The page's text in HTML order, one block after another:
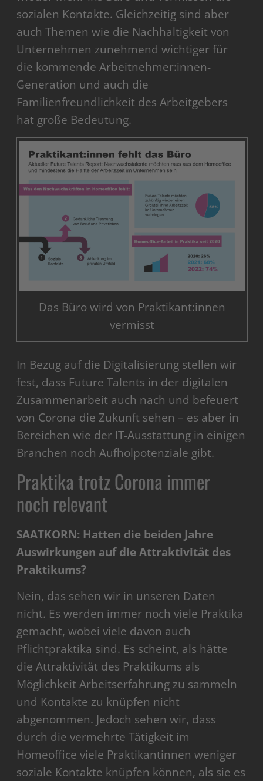
sozialen Kontakte. Gleichzeitig sind aber
auch Themen wie die Nachhaltigkeit von
Unternehmen zunehmend wichtiger für
die kommende Arbeitnehmer:innen-
Generation und auch die
Familienfreundlichkeit des Arbeitgebers
hat große Bedeutung.
Das Büro wird von Praktikant:innen
vermisst
In Bezug auf die Digitalisierung stellen wir
fest, dass Future Talents in der digitalen
Zusammenarbeit auch nach und befeuert
von Corona die Zukunft sehen – es aber in
Bereichen wie der IT-Ausstattung in einigen
Branchen noch Aufholpotenziale gibt.
Praktika trotz Corona immer
noch relevant
SAATKORN: Hatten die beiden Jahre
Auswirkungen auf die Attraktivität des
Praktikums?
Nein, das sehen wir in unseren Daten
nicht. Es werden immer noch viele Praktika
gemacht, wobei viele davon auch
Pflichtpraktika sind. Es scheint, als hätte
die Attraktivität des Praktikums als
Möglichkeit Arbeitserfahrung zu sammeln
und Kontakte zu knüpfen nicht
abgenommen. Jedoch sehen wir, dass
durch die vermehrte Tätigkeit im
Homeoffice viele Praktikantinnen weniger
soziale Kontakte knüpfen können, als sie es